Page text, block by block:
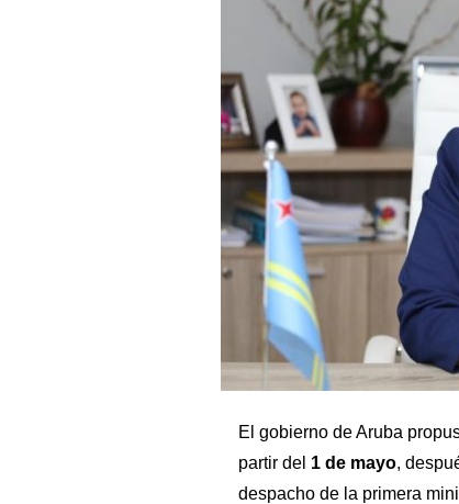
El gobierno de Aruba
partir del 1 de mayo,
despacho de la primera